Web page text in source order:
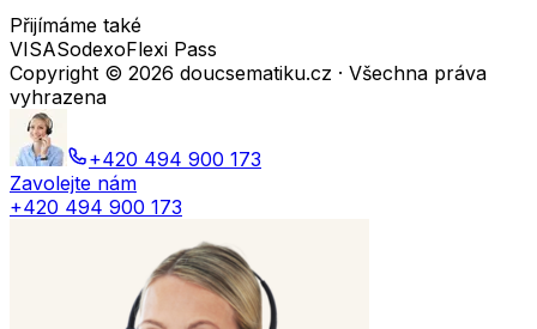
Přijímáme také
VISASodexoFlexi Pass
Copyright © 2026 doucsematiku.cz · Všechna práva
vyhrazena
+420 494 900 173
Zavolejte nám
+420 494 900 173